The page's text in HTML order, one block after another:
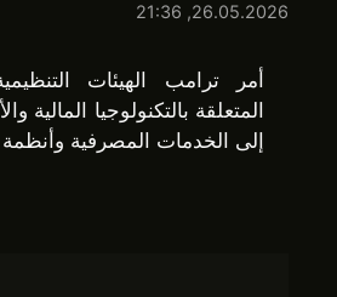
26.05.2026, 21:36
أمر ترامب الهيئات
المتعلقة بالتكنولوجيا
إلى الخدمات المصرفية